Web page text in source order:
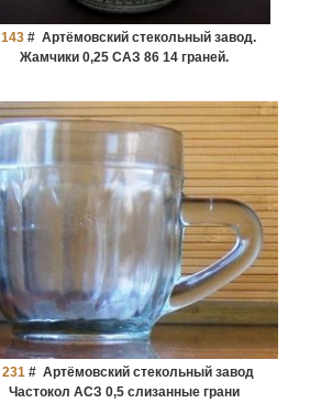
143# Артёмовский стекольный завод.
Жамчики 0,25 САЗ 86 14 граней.
231 # Артёмовский стекольный завод
Частокол АСЗ 0,5 слизанные грани